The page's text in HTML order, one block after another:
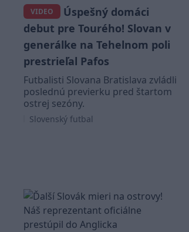
VIDEO
Úspešný domáci
debut pre Tourého! Slovan v
generálke na Tehelnom poli
prestrieľal Pafos
Futbalisti Slovana Bratislava zvládli
poslednú previerku pred štartom
ostrej sezóny.
Slovenský futbal